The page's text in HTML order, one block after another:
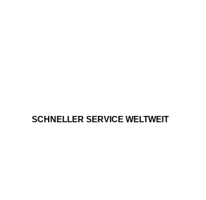
SCHNELLER SERVICE WELTWEIT